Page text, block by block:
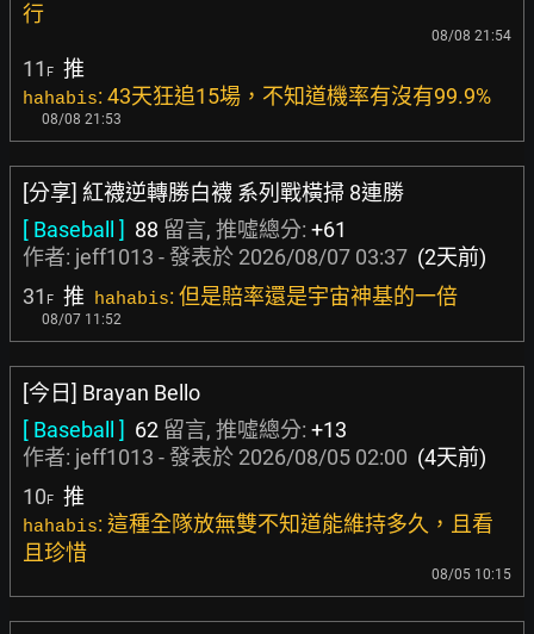
行
08/08 21:54
11 F 推
hahabis: 43天狂追15場，不知道機率有沒有99.9%
08/08 21:53
[分享] 紅襪逆轉勝白襪 系列戰橫掃 8連勝
[ Baseball ] 88 留言, 推噓總分: +61
作者: jeff1013 - 發表於 2026/08/07 03:37 (2天前)
31 F 推 hahabis: 但是賠率還是宇宙神基的一倍
08/07 11:52
[今日] Brayan Bello
[ Baseball ] 62 留言, 推噓總分: +13
作者: jeff1013 - 發表於 2026/08/05 02:00 (4天前)
10F 推
hahabis: 這種全隊放無雙不知道能維持多久，且看
且珍惜
08/05 10:15